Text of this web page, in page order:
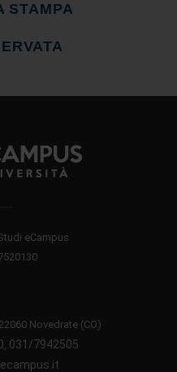
STAMPA
eCampus
Novedrate (CO)
, 031/7942505